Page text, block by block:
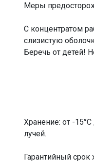
Меры
С концентратом
слизистую
Беречь от детей!
Хранение: от -
лучей.
Гарантийный